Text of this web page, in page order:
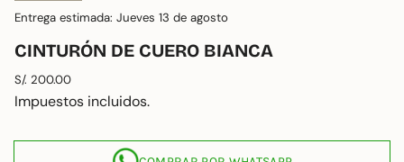
Entrega estimada: Jueves 13 de agosto
CINTURÓN DE CUERO BIANCA
Precio
regular
S/. 200.00
Impuestos incluidos.